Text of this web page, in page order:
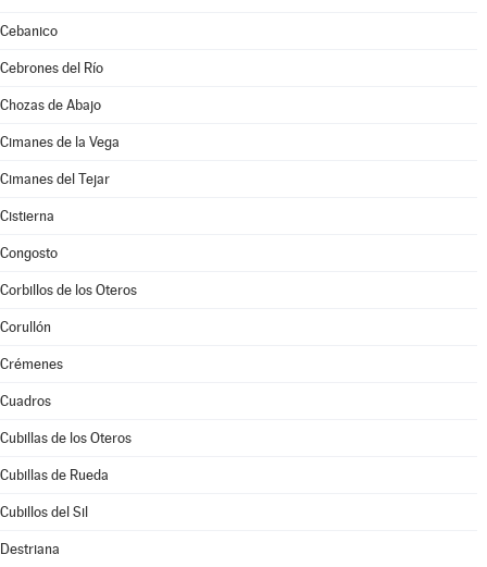
Cebanico
Cebrones del Río
Chozas de Abajo
Cimanes de la Vega
Cimanes del Tejar
Cistierna
Congosto
Corbillos de los Oteros
Corullón
Crémenes
Cuadros
Cubillas de los Oteros
Cubillas de Rueda
Cubillos del Sil
Destriana